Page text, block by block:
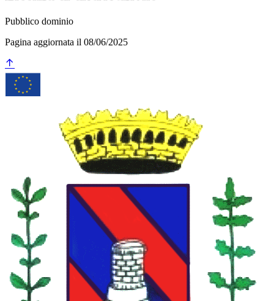
Pubblico dominio
Pagina aggiornata il 08/06/2025